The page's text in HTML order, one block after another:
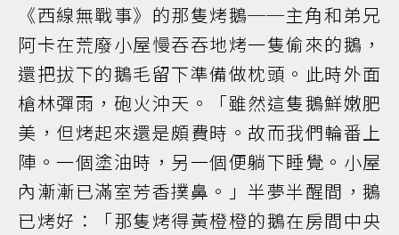
《西線無戰事》的那隻烤鵝──主角和弟兄
阿卡在荒廢小屋慢吞吞地烤一隻偷來的鵝，
還把拔下的鵝毛留下準備做枕頭。此時外面
槍林彈雨，砲火沖天。「雖然這隻鵝鮮嫩肥
美，但烤起來還是頗費時。故而我們輪番上
陣。一個塗油時，另一個便躺下睡覺。小屋
內漸漸已滿室芳香撲鼻。」半夢半醒間，鵝
已烤好：「那隻烤得黃橙橙的鵝在房間中央